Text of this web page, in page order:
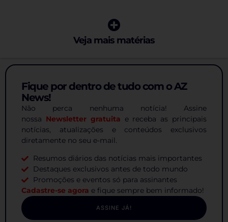
Veja mais matérias
Fique por dentro de tudo com o AZ
News!
Não perca nenhuma notícia! Assine
nossa Newsletter gratuita e receba as principais
notícias, atualizações e conteúdos exclusivos
diretamente no seu e-mail.
Resumos diários das notícias mais importantes
Destaques exclusivos antes de todo mundo
Promoções e eventos só para assinantes
Cadastre-se agora e fique sempre bem informado!
ASSINE JÁ!